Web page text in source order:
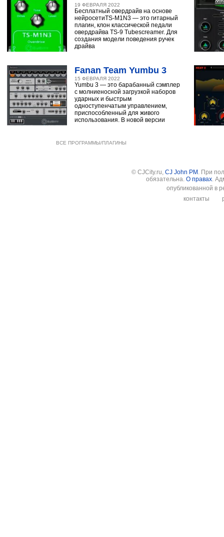
19 ФЕВРАЛЯ 2022
Бесплатный овердрайв на основе
нейросетиTS-M1N3 — это гитарный
плагин, клон классической педали
овердрайва TS-9 Tubescreamer. Для
создания модели поведения ручек
драйва
Fanan Team Yumbu 3
15 ФЕВРАЛЯ 2022
Yumbu 3 — это барабанный сэмплер
с молниеносной загрузкой наборов
ударных и быстрым
одноступенчатым управлением,
приспособленный для живого
использования. В новой версии
ВСЕ ПРОГРАММЫ/ПЛАГИНЫ
© CJCity.ru, CJ John PM . При
обязательна. О правах.
опубликованной в
контакты